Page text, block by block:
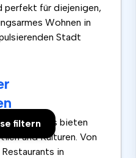
filtern
perfekt für diejenigen,
Wohnen in
Stadt
Berlins bieten
und Kulturen. Von
in